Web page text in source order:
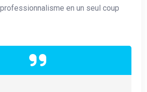
en un seul coup